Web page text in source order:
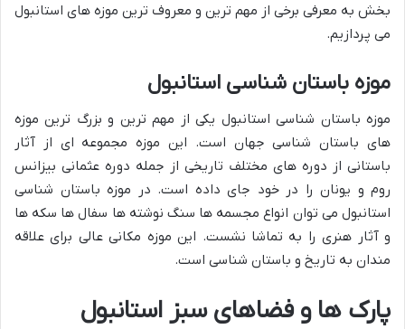
بخش به معرفی برخی از مهم ترین و معروف ترین موزه های استانبول
می پردازیم.
موزه باستان شناسی استانبول
موزه باستان شناسی استانبول یکی از مهم ترین و بزرگ ترین موزه
های باستان شناسی جهان است. این موزه مجموعه ای از آثار
باستانی از دوره های مختلف تاریخی از جمله دوره عثمانی بیزانس
روم و یونان را در خود جای داده است. در موزه باستان شناسی
استانبول می توان انواع مجسمه ها سنگ نوشته ها سفال ها سکه ها
و آثار هنری را به تماشا نشست. این موزه مکانی عالی برای علاقه
مندان به تاریخ و باستان شناسی است.
پارک ها و فضاهای سبز استانبول